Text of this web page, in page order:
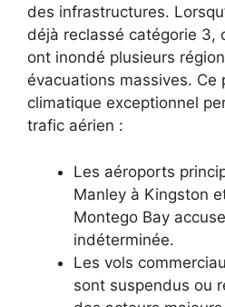
des infrastructures.
déjà reclassé catégorie 3,
ont inondé plusieurs
évacuations massives. Ce
climatique exceptionnel
trafic aérien :
Les aéroports
Manley à Kingston
Montego Bay
indéterminée.
Les vols
sont suspendus ou